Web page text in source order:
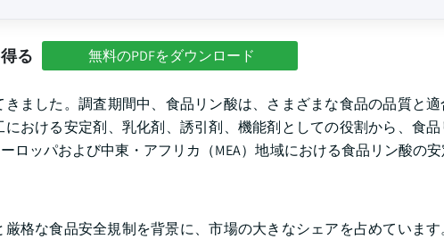
る 無料のPDFをダウンロード
ました。調査期間中、食品リン酸は、さまざまな食品の品質と適
おける安定剤、乳化剤、誘引剤、機能剤としての役割から、食品
ロッパおよび中東・アフリカ（MEA）地域における食品リン酸の安
格な食品安全規制を背景に、市場の大きなシェアを占めています